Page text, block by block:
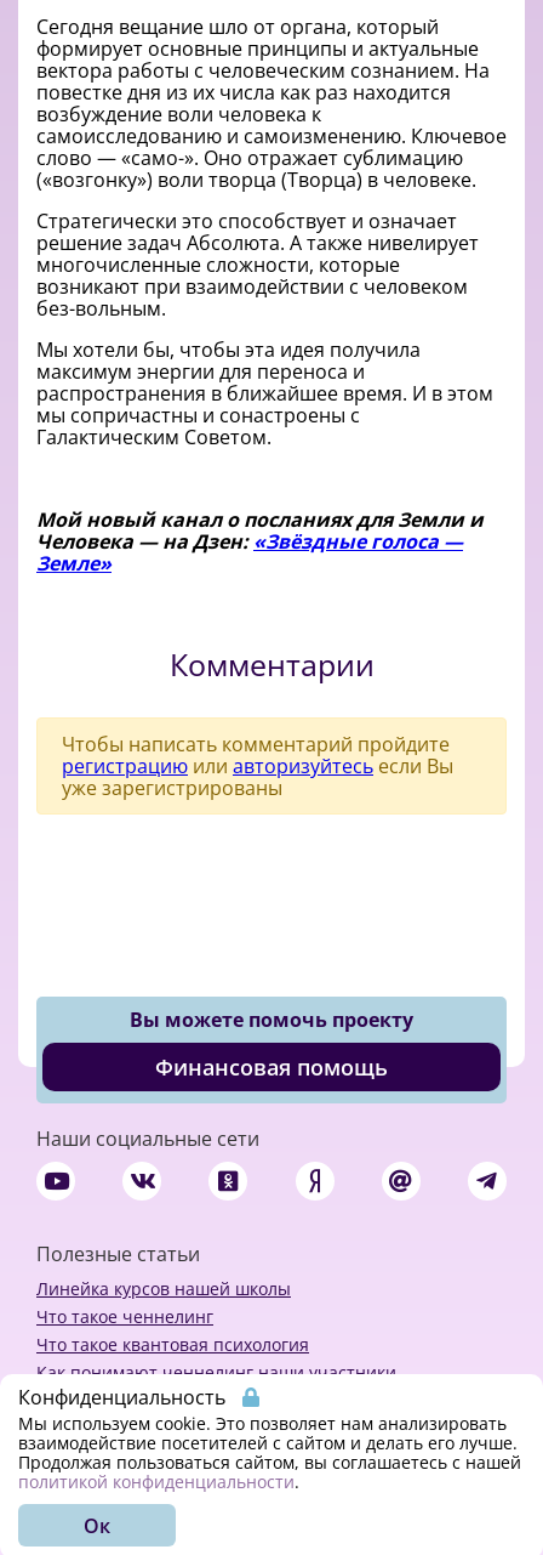
Сегодня вещание шло от органа, который
формирует основные принципы и актуальные
вектора работы с человеческим сознанием. На
повестке дня из их числа как раз находится
возбуждение воли человека к
самоисследованию и самоизменению. Ключевое
слово — «само-». Оно отражает сублимацию
(«возгонку») воли творца (Творца) в человеке.
Стратегически это способствует и означает
решение задач Абсолюта. А также нивелирует
многочисленные сложности, которые
возникают при взаимодействии с человеком
без-вольным.
Мы хотели бы, чтобы эта идея получила
максимум энергии для переноса и
распространения в ближайшее время. И в этом
мы сопричастны и сонастроены с
Галактическим Советом.
Мой новый канал о посланиях для Земли и
Человека — на Дзен:«Звёздные голоса —
Земле»
Комментарии
Чтобы написать комментарий пройдите
регистрацию или авторизуйтесь
уже зарегистрированы
Вы можете помочь проекту
Финансовая помощь
Наши социальные сети
Полезные статьи
Линейка курсов нашей школы
Что такое ченнелинг
Что такое квантовая психология
Как понимают ченнелинг наши участники
Политика конфиденциальности
Закажи ченнелинг
© 2018 - 2023 Kvreal2018 | All rights reserved.
Конфиденциальность
Мы используем cookie. Это позволяет нам анализировать
взаимодействие посетителей с сайтом и делать его лучше.
Продолжая пользоваться сайтом, вы соглашаетесь с нашей
политикой конфиденциальности.
Ок